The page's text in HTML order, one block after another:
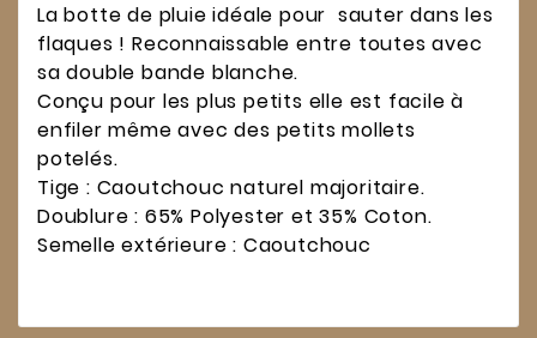
La botte de pluie idéale pour sauter dans les
flaques ! Reconnaissable entre toutes avec
sa double bande blanche.
Conçu pour les plus petits elle est facile à
enfiler même avec des petits mollets
potelés.
Tige : Caoutchouc naturel majoritaire.
Doublure : 65% Polyester et 35% Coton.
Semelle extérieure : Caoutchouc